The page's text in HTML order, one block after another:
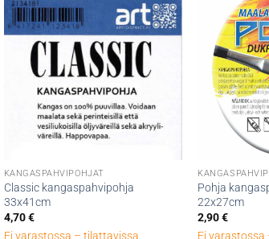
KANGASPAHVIPOHJAT
Classic kangaspahvipohja
33x41cm
4,70€
Pohja
22x27cm
2,90€